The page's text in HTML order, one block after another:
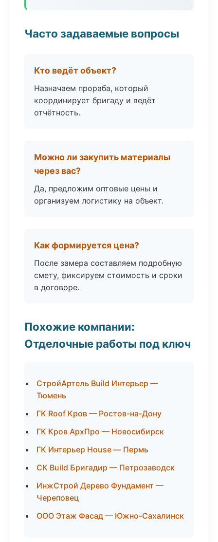
Часто задаваемые вопросы
Кто ведёт объект?
Назначаем прораба, который
координирует бригаду и ведёт
отчётность.
Можно ли закупить материалы
через вас?
Да, предложим оптовые цены и
организуем логистику на объект.
Как формируется цена?
После замера составляем подробную
смету, фиксируем стоимость и сроки
в договоре.
Похожие компании:
Отделочные работы под ключ
СтройАртель Build Интерьер —
Тюмень
ГК Roof Кров — Ростов-на-Дону
ГК Кров АрхПро — Новосибирск
ГК Интерьер House — Пермь
СК Build Бригадир — Петрозаводск
ИнжСтрой Дерево Фундамент —
Череповец
ООО Этаж Фасад — Южно-Сахалинск